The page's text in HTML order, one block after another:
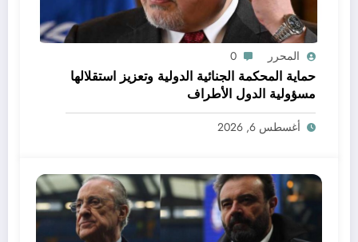
المحرر 0
حماية المحكمة الجنائية الدولية وتعزيز استقلالها
مسؤولية الدول الأطراف
أغسطس 6, 2026